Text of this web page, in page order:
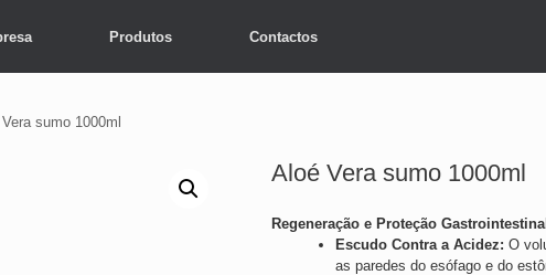
Produtos Contactos
sumo 1000ml
Aloé Vera sumo 1000ml
Regeneração e Proteção
Escudo Contra a Acidez: O
as paredes do esófago e do